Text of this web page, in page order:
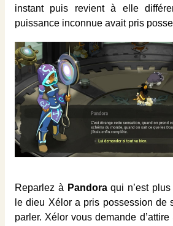
instant puis revient à elle
puissance inconnue avait pris
Reparlez à Pandoraqui n’est plus
le dieu Xélor a pris possession de
parler. Xélor vous demande